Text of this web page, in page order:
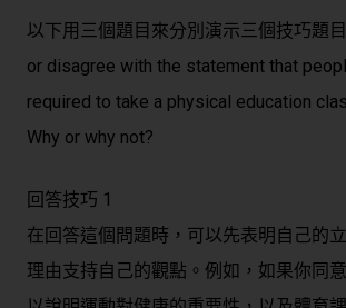
以下用三個題目來分別演示三個技巧題
or disagree with the statement that
required to take a physical education
Why or why not?
回答技巧 1
在回答這個問題時，可以先表明自己的
理由支持自己的觀點。例如，如果你同